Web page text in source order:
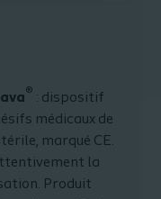
® : dispositif
médicaux de
marqué CE.
la
Produit